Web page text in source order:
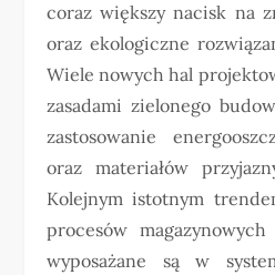
coraz większy nacisk na
oraz ekologiczne
Wiele nowych hal
zasadami zielonego
zastosowanie
oraz materiałów
Kolejnym istotnym
procesów
wyposażane są w